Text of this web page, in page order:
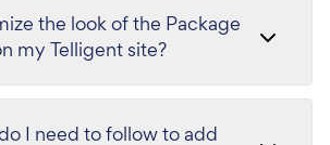
the look of the Package
my Telligent site?
I need to follow to add